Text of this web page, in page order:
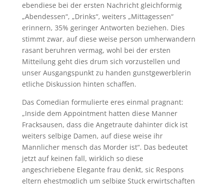
ebendiese bei der ersten Nachricht gleichformig
„Abendessen“, „Drinks“, weiters „Mittagessen“
erinnern, 35% geringer Antworten beziehen. Dies
stimmt zwar, auf diese weise person umherwandern
rasant beruhren vermag, wohl bei der ersten
Mitteilung geht dies drum sich vorzustellen und
unser Ausgangspunkt zu handen gunstgewerblerin
etliche Diskussion hinten schaffen.
Das Comedian formulierte eres einmal pragnant:
„Inside dem Appointment hatten diese Manner
Fracksausen, dass die Angetraute dahinter dick ist
weiters selbige Damen, auf diese weise ihr
Mannlicher mensch das Morder ist“. Das bedeutet
jetzt auf keinen fall, wirklich so diese
angeschriebene Elegante frau denkt, sic Respons
eltern ehestmoglich um selbige Stuck erwirtschaften